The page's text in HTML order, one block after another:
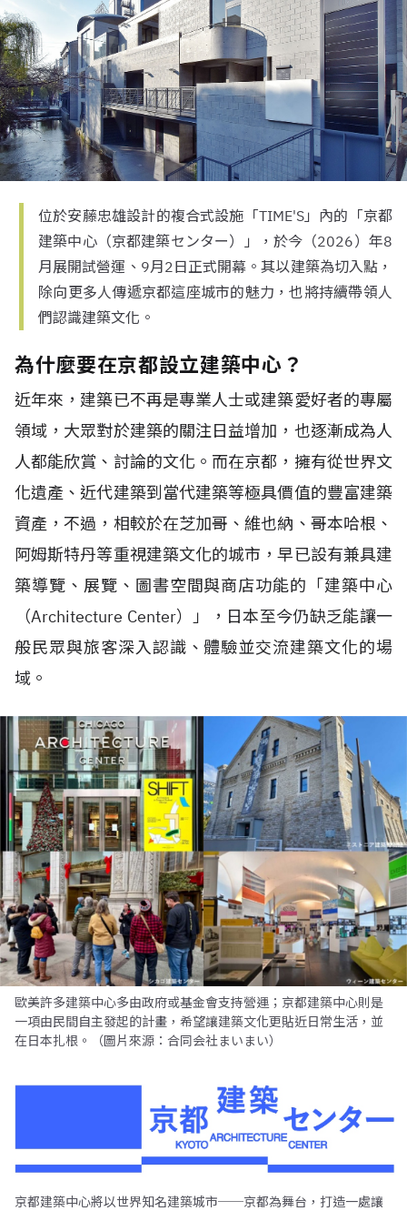
位於安藤忠雄設計的複合式設施「TIME'S」內的「京都
建築中心（京都建築センター）」，於今（2026）年8
月展開試營運、9月2日正式開幕。其以建築為切入點，
除向更多人傳遞京都這座城市的魅力，也將持續帶領人
們認識建築文化。
為什麼要在京都設立建築中心？
近年來，建築已不再是專業人士或建築愛好者的專屬
領域，大眾對於建築的關注日益增加，也逐漸成為人
人都能欣賞、討論的文化。而在京都，擁有從世界文
化遺產、近代建築到當代建築等極具價值的豐富建築
資產，不過，相較於在芝加哥、維也納、哥本哈根、
阿姆斯特丹等重視建築文化的城市，早已設有兼具建
築導覽、展覽、圖書空間與商店功能的「建築中心
（Architecture Center）」，日本至今仍缺乏能讓一
般民眾與旅客深入認識、體驗並交流建築文化的場
域。
歐美許多建築中心多由政府或基金會支持營運；京都建築中心則是
一項由民間自主發起的計畫，希望讓建築文化更貼近日常生活，並
在日本扎根。（圖片來源：合同会社まいまい）
京都建築中心將以世界知名建築城市──京都為舞台，打造一處讓